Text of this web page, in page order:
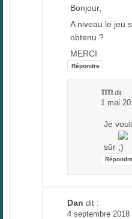
Bonjour,
A niveau le jeu
obtenu ?
MERCI
Répondre
TITI dit :
1 mai
Je
sûr
Dan dit :
4 septembre